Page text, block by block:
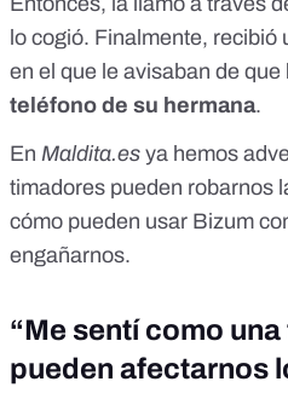
lo cogió. Finalmente, recibió
en el que le avisaban de que
teléfono de su hermana.
En Maldita.es ya hemos
timadores pueden robarnos
cómo pueden usar Bizum
engañarnos.
“Me sentí como
pueden afectarnos